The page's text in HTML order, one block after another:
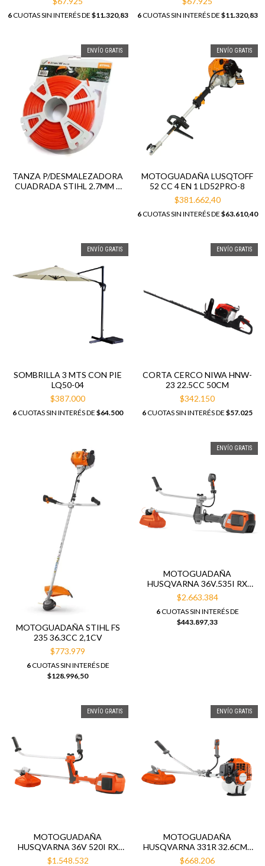
6CUOTAS SIN INTERÉS DE $11.320,83 6CUOTAS SIN INTERÉS DE $11.320,83
ENVÍO GRATIS
TANZA P/DESMALEZADORA
CUADRADA STIHL 2.7MM X
ENVÍO GRATIS
MOTOGUADAÑA LUSQTOFF
52 CC 4 EN 1 LD52PRO-8
$381.662,40
6CUOTAS SIN INTERÉS DE $63.610,40
ENVÍO GRATIS
SOMBRILLA 3 MTS CON PIE
LQ50-04
$387.000
6CUOTAS SIN INTERÉS DE $64.500
ENVÍO GRATIS
CORTA CERCO NIWA HNW-
23 22.5CC 50CM
$342.150
6CUOTAS SIN INTERÉS DE $57.025
MOTOGUADAÑA STIHL FS
235 36.3CC 2,1CV
$773.979
6CUOTAS SIN INTERÉS DE
$128.996,50
ENVÍO GRATIS
MOTOGUADAÑA
HUSQVARNA 36V.535I RX
S/BAT.S/CARG
$2.663.384
6CUOTAS SIN INTERÉS DE
$443.897,33
ENVÍO GRATIS
MOTOGUADAÑA
HUSQVARNA 36V 520I RX
S/BAT
$1.548.532
ENVÍO GRATIS
MOTOGUADAÑA
HUSQVARNA 331R 32.6CM3
S/CABEZAL
$668.206